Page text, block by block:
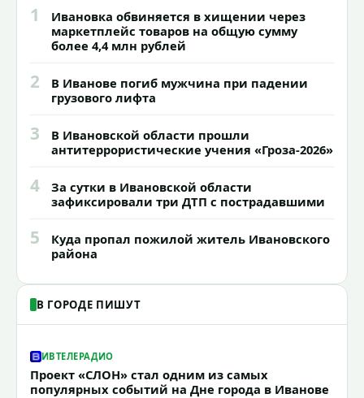
1
Ивановка обвиняется в хищении через
маркетплейс товаров на общую сумму
более 4,4 млн рублей
2
В Иванове погиб мужчина при падении
грузового лифта
3
В Ивановской области прошли
антитеррористические учения «Гроза-2026»
4
За сутки в Ивановской области
зафиксировали три ДТП с пострадавшими
5
Куда пропал пожилой житель Ивановского
района
В ГОРОДЕ ПИШУТ
ИВТЕЛЕРАДИО
Проект «СЛОН» стал одним из самых
популярных событий на Дне города в Иванове